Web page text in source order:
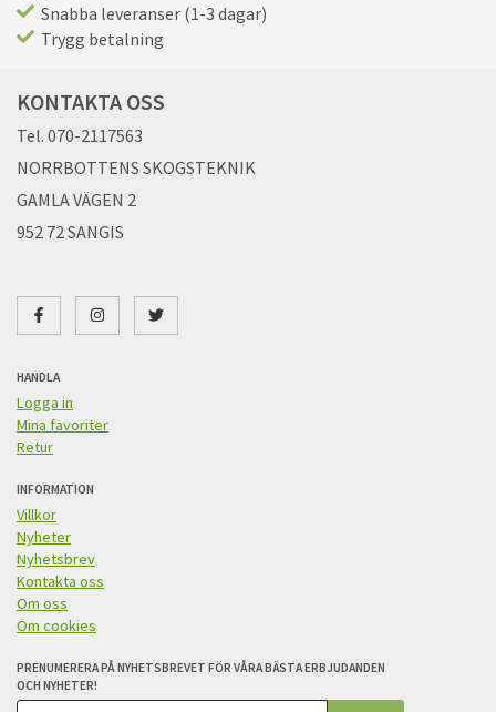
Snabba leveranser (1-3 dagar)
Trygg betalning
KONTAKTA OSS
Tel. 070-2117563
NORRBOTTENS SKOGSTEKNIK
GAMLA VÄGEN 2
952 72 SANGIS
HANDLA
Logga in
Mina favoriter
Retur
INFORMATION
Villkor
Nyheter
Nyhetsbrev
Kontakta oss
Om oss
Om cookies
PRENUMERERA PÅ NYHETSBREVET FÖR VÅRA BÄSTA ERBJUDANDEN
OCH NYHETER!